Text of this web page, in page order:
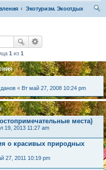
Экотуризм. Экоотдых
1 из 1
« Вт май 27, 2008 10:24 pm
места)
19, 2013 11:27 am
о красивых природных
27, 2011 10:19 pm